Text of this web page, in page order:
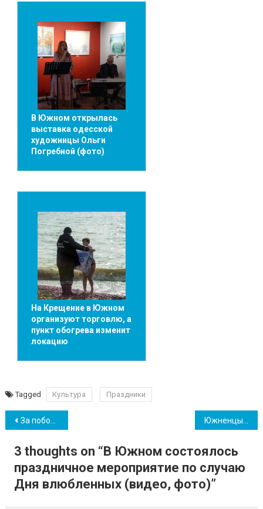
В Южном открылась
выставка одесской
художницы Ольги
Погребной (фото)
На Крещение в Южном
организуют торговлю, а
пункт обогрева изменит
локацию
Tagged Культура Праздники
Навігація
записів
За побочные эффекты после вакцинации от COVID-19 будут выплачивать компенсацию
3 thoughts on “В Южном состоялось
праздничное мероприятие по случаю
Дня влюбленных (видео, фото)”